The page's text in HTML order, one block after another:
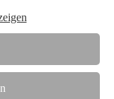
in enger
, Inspektions- und